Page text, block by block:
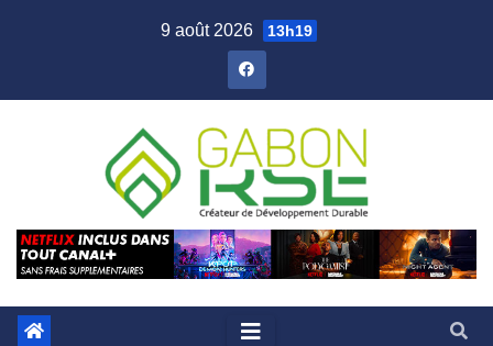
9 août 2026 13h19